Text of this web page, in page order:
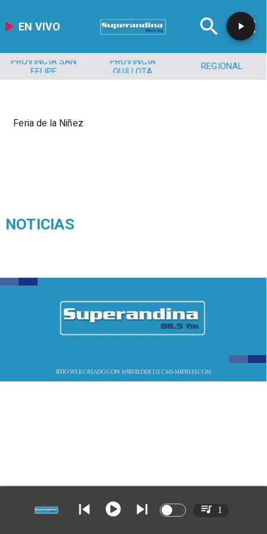
EN VIVO
PROVINCIA SAN
FELIPE
PROVINCIA
QUILLOTA
REGIONAL
Feria de la Niñez
NOTICIAS
SITIO WEB CREADO CON MSBUILDER DE CMS-MSPRESS.COM
1